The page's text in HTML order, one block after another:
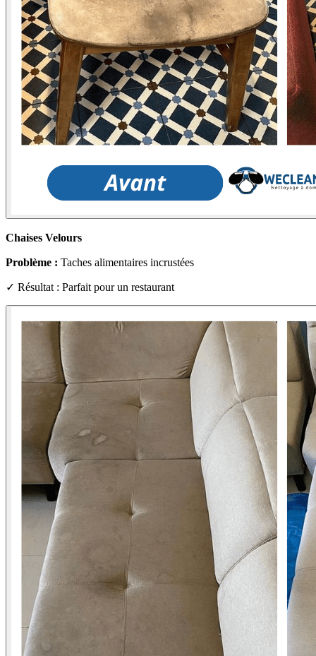
Chaises Velours
Problème : Taches alimentaires incrustées
✓ Résultat : Parfait pour un restaurant